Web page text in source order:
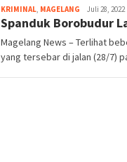
KRIMINAL, MAGELANG magelangnews
Juli 28, 2022
Spanduk Borobudur
Magelang News – Terlihat
yang tersebar di jalan (28/7)